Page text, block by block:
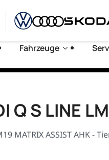
Fahrzeuge
Q S LINE
MATRIX ASSIST AHK -